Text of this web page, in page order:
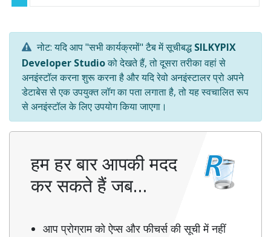
नोट: यदि आप "सभी कार्यक्रमों" टैब में सूचीबद्धSILKYPIX
Developer Studioको देखते हैं, तो दूसरा तरीका वहां से
अनइंस्टॉल करना शुरू करना है और यदि रेवो अनइंस्टालर प्रो अपने
डेटाबेस से एक उपयुक्त लॉग का पता लगाता है, तो यह स्वचालित रूप
से अनइंस्टॉल के लिए उपयोग किया जाएगा।
हम हर बार आपकी मदद
कर सकते हैं जब…
आप प्रोग्राम को ऐप्स और फीचर्स की सूची में नहीं